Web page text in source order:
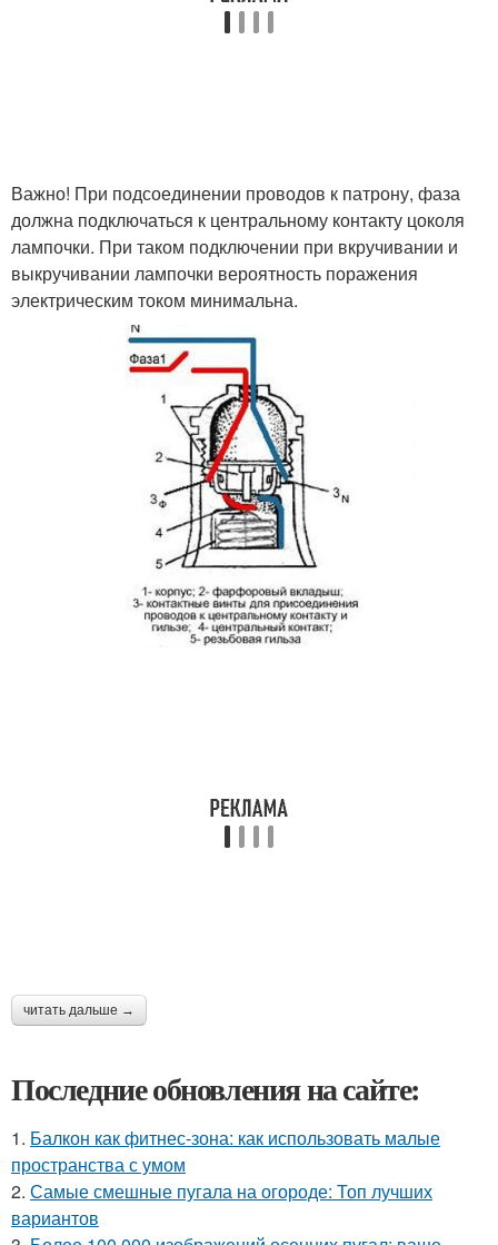
Важно! При подсоединении проводов к патрону, фаза
должна подключаться к центральному контакту цоколя
лампочки. При таком подключении при вкручивании и
выкручивании лампочки вероятность поражения
электрическим током минимальна.
читать дальше →
Последние обновления на сайте:
1. Балкон как фитнес-зона: как использовать малые
пространства с умом
2. Самые смешные пугала на огороде: Топ лучших
вариантов